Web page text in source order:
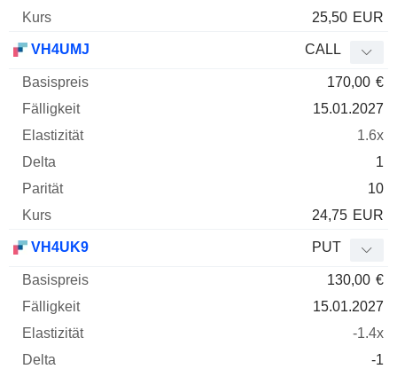
25,50 EUR
VH4UMJ CALL
170,00 €
15.01.2027
1.6x
1
10
24,75 EUR
VH4UK9 PUT
130,00 €
15.01.2027
-1.4x
-1